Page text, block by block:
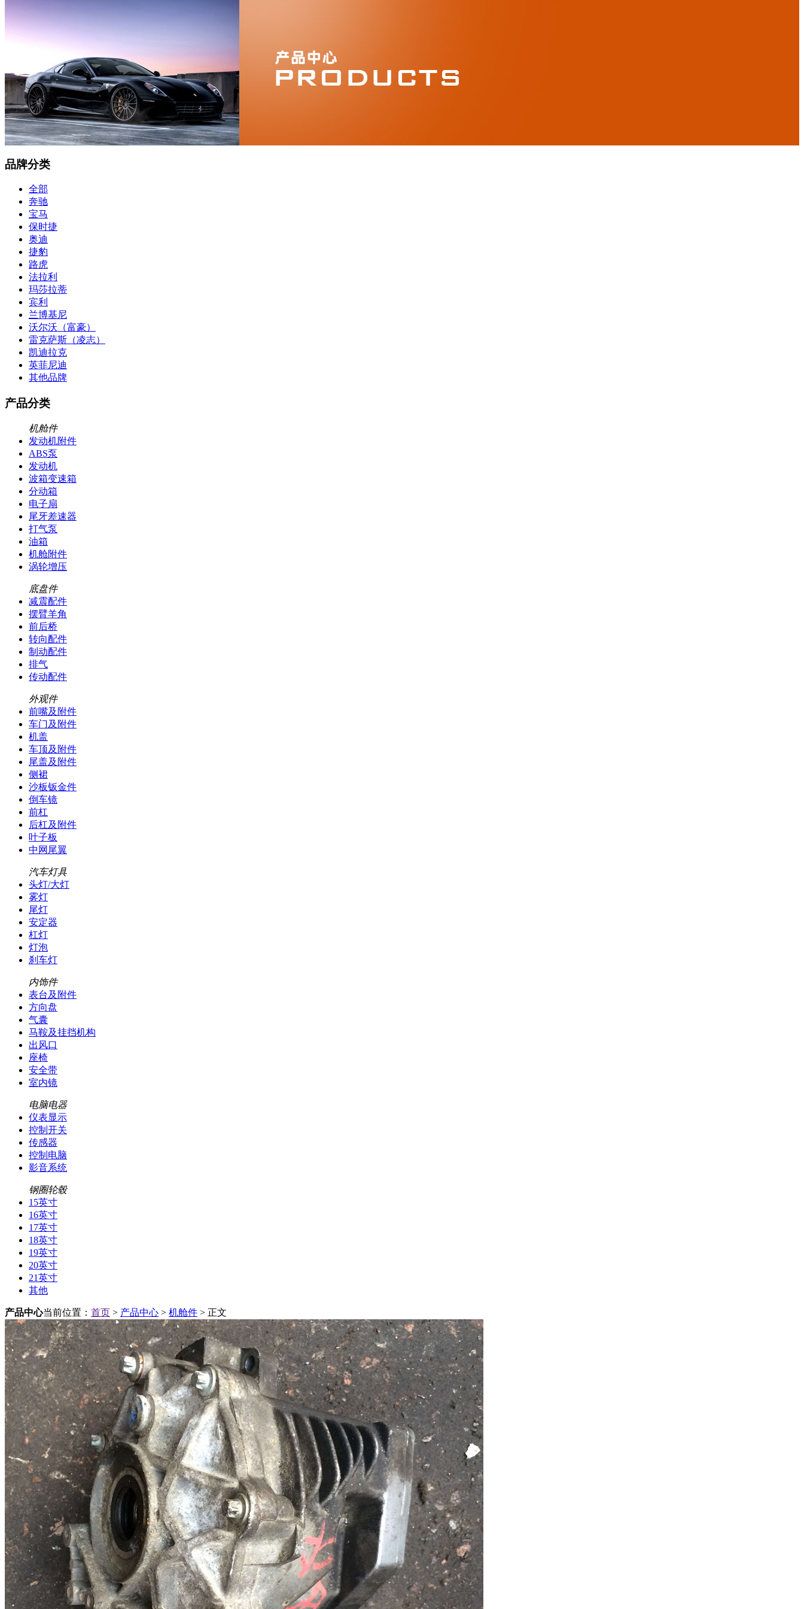
品牌分类
全部
奔驰
宝马
保时捷
奥迪
捷豹
路虎
法拉利
玛莎拉蒂
宾利
兰博基尼
沃尔沃（富豪）
雷克萨斯（凌志）
凯迪拉克
英菲尼迪
其他品牌
产品分类
机舱件
发动机附件
ABS泵
发动机
波箱变速箱
分动箱
电子扇
尾牙差速器
打气泵
油箱
机舱附件
涡轮增压
底盘件
减震配件
摆臂羊角
前后桥
转向配件
制动配件
排气
传动配件
外观件
前嘴及附件
车门及附件
机盖
车顶及附件
尾盖及附件
侧裙
沙板钣金件
倒车镜
前杠
后杠及附件
叶子板
中网尾翼
汽车灯具
头灯/大灯
雾灯
尾灯
安定器
杠灯
灯泡
刹车灯
内饰件
表台及附件
方向盘
气囊
马鞍及挂挡机构
出风口
座椅
安全带
室内镜
电脑电器
仪表显示
控制开关
传感器
控制电脑
影音系统
钢圈轮毂
15英寸
16英寸
17英寸
18英寸
19英寸
20英寸
21英寸
其他
产品中心当前位置： 首页 > 产品中心 > 机舱件 > 正文